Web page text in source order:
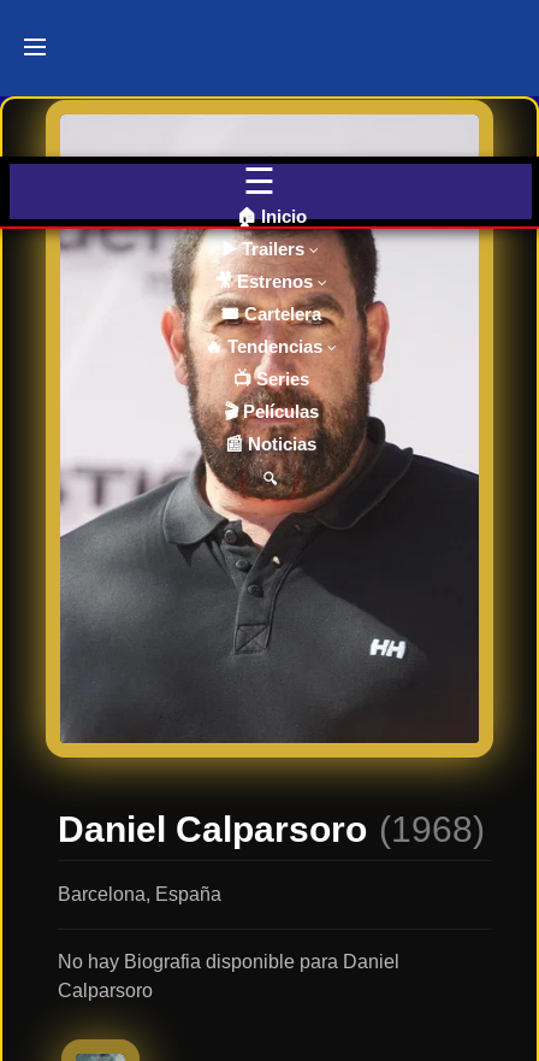
Últimos
AHORA
en Cines
Español
PLATAFORMAS
Series
Plataformas
Streaming
🏠 Inicio
▶️ Trailers
🎥 Estrenos
🎟️ Cartelera
🔥 Tendencias
📺 Series
🎬 Películas
📰 Noticias
🔍
Daniel Calparsoro (1968)
Barcelona, España
No hay Biografia disponible para Daniel
Calparsoro